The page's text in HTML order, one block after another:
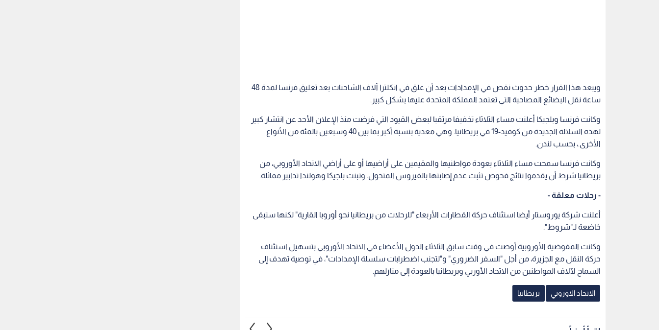
ويبعد هذا القرار خطر حدوث نقص في الإمدادات بعد أن علق في انكلترا آلاف الشاحنات بعد تعليق فرنسا لمدة 48
ساعة نقل البضائع المصاحبة التي تعتمد المملكة المتحدة عليها بشكل كبير.
وكانت فرنسا وبلجيكا أعلنت مساء الثلاثاء تخفيفا مرتقبا لبعض القيود التي فرضت منذ الإعلان الأحد عن انتشار كبير
لهذه السلالة الجديدة من كوفيد-19 في بريطانيا. وهي معدية بنسبة أكبر بما بين 40 وسبعين بالمئة من الأنواع
الأخرى.، بحسب لندن.
وكانت فرنسا سمحت مساء الثلاثاء بعودة مواطنيها والمقيمين على أراضيها أو على أراضي الاتحاد الأوروبي، من
بريطانيا شرط أن يقدموا نتائج فحوص تثبت عدم إصابتها بالفيروس المتحول. وتبنت بلجيكا وهولندا تدابير مماثلة.
- رحلات معلقة -
أعلنت شركة يوروستار أيضا استئناف حركة القطارات الأربعاء "للرحلات من بريطانيا نحو أوروبا القارية" لكنها ستبقى
خاضعة لـ"شروط".
وكانت المفوضية الأوروبية أوصت في وقت سابق الثلاثاء الدول الأعضاء في الاتحاد الأوروبي بتسهيل استئناف
حركة النقل مع الجزيرة، من أجل "السفر الضروري" و"لتجنب اضطرابات سلسلة الإمدادات"، في توصية تهدف إلى
السماح لآلاف المواطنين من الاتحاد الأوربي وبريطانيا بالعودة إلى منازلهم.
الاتحاد الاوروبي بريطانيا